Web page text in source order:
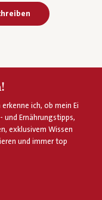
ich, ob mein Ei
und Ernährungstipps,
exklusivem Wissen
und immer top